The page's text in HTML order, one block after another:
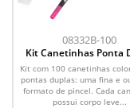
08332B-100
Kit Canetinhas Ponta
100 Cores
Kit com 100 canetinhas
pontas duplas: uma fina e
formato de pincel. Cada
possui corpo leve...